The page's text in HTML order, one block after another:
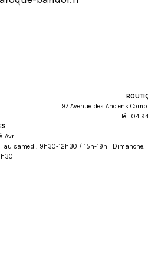
97 Avenue des Anciens
Tél: 71
Avril
au samedi: 9h30-12h30 / 15h-19h | Dimanche: